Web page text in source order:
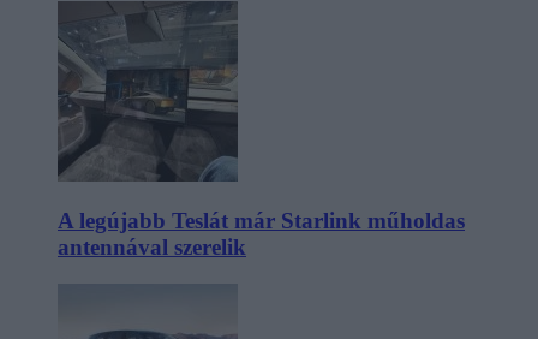
A legújabb Teslát már Starlink műholdas
antennával szerelik